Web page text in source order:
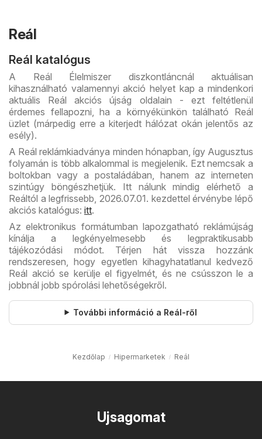
Reál
Reál katalógus
A Reál Élelmiszer diszkontláncnál aktuálisan
kihasználható valamennyi akció helyet kap a mindenkori
aktuális Reál akciós újság oldalain - ezt feltétlenül
érdemes fellapozni, ha a környékünkön található Reál
üzlet (márpedig erre a kiterjedt hálózat okán jelentős az
esély).
A Reál reklámkiadványa minden hónapban, így Augusztus
folyamán is több alkalommal is megjelenik. Ezt nemcsak a
boltokban vagy a postaládában, hanem az interneten
szintúgy böngészhetjük. Itt nálunk mindig elérhető a
Reáltól a legfrissebb, 2026.07.01. kezdettel érvénybe lépő
akciós katalógus: itt.
Az elektronikus formátumban lapozgatható reklámújság
kínálja a legkényelmesebb és legpraktikusabb
tájékozódási módot. Térjen hát vissza hozzánk
rendszeresen, hogy egyetlen kihagyhatatlanul kedvező
Reál akció se kerülje el figyelmét, és ne csússzon le a
jobbnál jobb spórolási lehetőségekről.
További információ a Reál-ről
Kezdőlap Hipermarketek Reál
Ujsagomat